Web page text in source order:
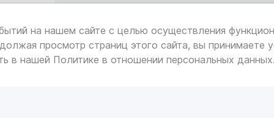
на нашем сайте с целью осуществления
просмотр страниц этого сайта, вы принимаете
в нашей Политике в отношении персональных данных.